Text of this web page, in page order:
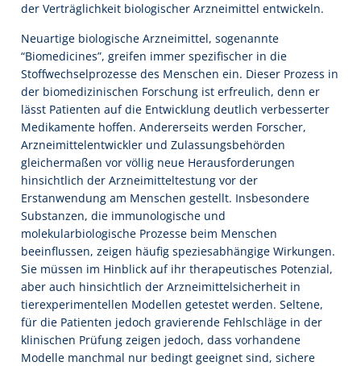
der Verträglichkeit biologischer Arzneimittel entwickeln.
Neuartige biologische Arzneimittel, sogenannte
“Biomedicines”, greifen immer spezifischer in die
Stoffwechselprozesse des Menschen ein. Dieser Prozess in
der biomedizinischen Forschung ist erfreulich, denn er
lässt Patienten auf die Entwicklung deutlich verbesserter
Medikamente hoffen. Andererseits werden Forscher,
Arzneimittelentwickler und Zulassungsbehörden
gleichermaßen vor völlig neue Herausforderungen
hinsichtlich der Arzneimitteltestung vor der
Erstanwendung am Menschen gestellt. Insbesondere
Substanzen, die immunologische und
molekularbiologische Prozesse beim Menschen
beeinflussen, zeigen häufig speziesabhängige Wirkungen.
Sie müssen im Hinblick auf ihr therapeutisches Potenzial,
aber auch hinsichtlich der Arzneimittelsicherheit in
tierexperimentellen Modellen getestet werden. Seltene,
für die Patienten jedoch gravierende Fehlschläge in der
klinischen Prüfung zeigen jedoch, dass vorhandene
Modelle manchmal nur bedingt geeignet sind, sichere